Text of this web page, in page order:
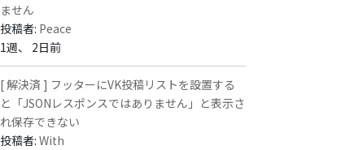
ません
投稿者: Peace
1週、 2日前
[ 解決済 ] フッターにVK投稿リストを設置する
と「JSONレスポンスではありません」と表示さ
れ保存できない
投稿者:With